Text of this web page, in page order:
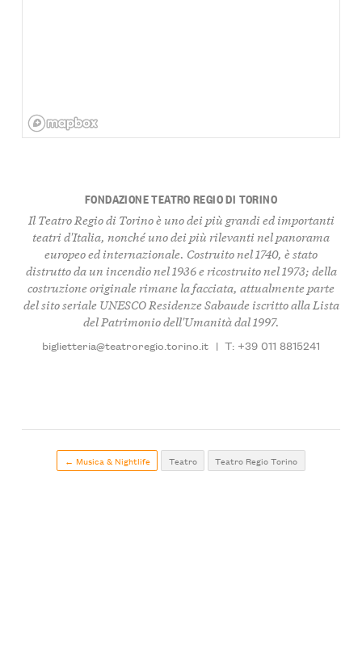
FONDAZIONE TEATRO REGIO DI TORINO
Il Teatro Regio di Torino è uno dei più grandi ed importanti
teatri d'Italia, nonché uno dei più rilevanti nel panorama
europeo ed internazionale. Costruito nel 1740, è stato
distrutto da un incendio nel 1936 e ricostruito nel 1973; della
costruzione originale rimane la facciata, attualmente parte
del sito seriale UNESCO Residenze Sabaude iscritto alla Lista
del Patrimonio dell'Umanità dal 1997.
biglietteria@teatroregio.torino.it | T: +39 011 8815241
← Musica & Nightlife Teatro Teatro Regio Torino